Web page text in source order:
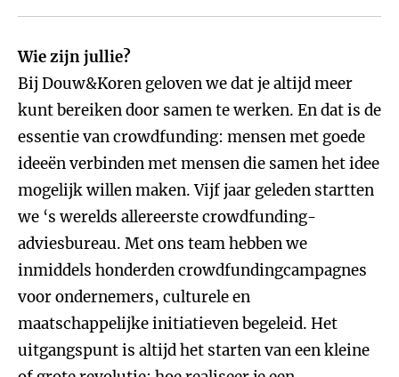
Wie zijn jullie?
Bij Douw&Koren geloven we dat je altijd meer
kunt bereiken door samen te werken. En dat is de
essentie van crowdfunding: mensen met goede
ideeën verbinden met mensen die samen het idee
mogelijk willen maken. Vijf jaar geleden startten
we ‘s werelds allereerste crowdfunding-
adviesbureau. Met ons team hebben we
inmiddels honderden crowdfundingcampagnes
voor ondernemers, culturele en
maatschappelijke initiatieven begeleid. Het
uitgangspunt is altijd het starten van een kleine